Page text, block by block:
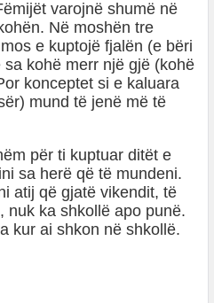
varojnë shumë në
Në moshën tre
e kuptojë fjalën (e bëri
kohë merr një gjë (kohë
konceptet si e kaluara
mund të jenë më të
për ti kuptuar ditët e
sa herë që të mundeni.
atij që gjatë vikendit, të
nuk ka shkollë apo punë.
kur ai shkon në shkollë.